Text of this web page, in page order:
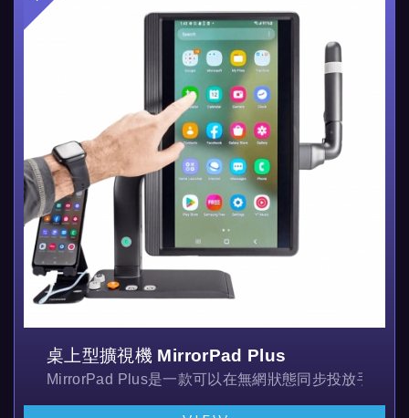
桌上型擴視機 MirrorPad Plus
MirrorPad Plus是一款可以在無網狀態同步投放手機